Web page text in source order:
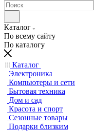
Каталог
По всему сайту
По каталогу
Каталог
Электроника
Компьютеры и сети
Бытовая техника
Дом и сад
Красота и спорт
Сезонные товары
Подарки близким